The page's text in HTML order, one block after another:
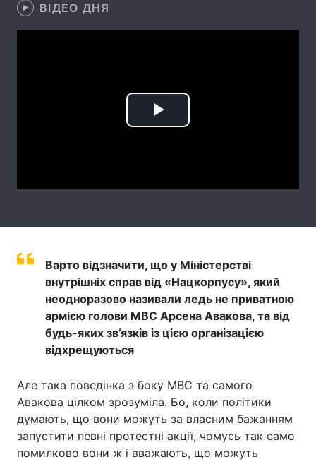
Зброя
Регіони
Контакти
Послуги
ВІДЕО ДНЯ
Play
Варто відзначити, що у Міністерстві
внутрішніх справ від «Нацкорпусу», який
неодноразово називали ледь не приватною
армією голови МВС Арсена Авакова, та від
будь-яких зв’язків із цією організацією
відхрещуються
Але така поведінка з боку МВС та самого
Авакова цілком зрозуміла. Бо, коли політики
думають, що вони можуть за власним бажанням
запустити певні протестні акції, чомусь так само
помилково вони ж і вважають, що можуть